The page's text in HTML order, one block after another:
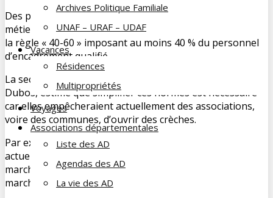
Archives Politique Familiale
UNAF – URAF – UDAF
Vacances
Résidences
Multipropriétés
Voyages
Associations départementales
Liste des AD
Agendas des AD
La vie des AD
Des passerelles seraient instaurées entre l’ensemble des
métiers de la petite enfance «en échange
la règle « 40-60 » imposant au moins 40 % du personnel
d’encadrement qualifié….
La secrétaire d’État en charge du dossier, Christelle
Dubos, estime que simplifier ces normes est nécessaire
car elles empêcheraient actuellement des associations,
voire des communes, d’ouvrir des crèches.
Par exemple, le taux d’encadrement des enfants,
actuellement d’d’un adulte pour huit enfants qui
marchent et d’un adulte pour cinq enfants qui ne
marchent pas, va être revu, ce à quoi s’oppose le collectif.